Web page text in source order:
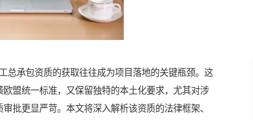
承包资质的获取往往成为项目落地的关键瓶颈。这
盟统一标准，又保留独特的本土化要求，尤其对涉
批更显严苛。本文将深入解析该资质的法律框架、